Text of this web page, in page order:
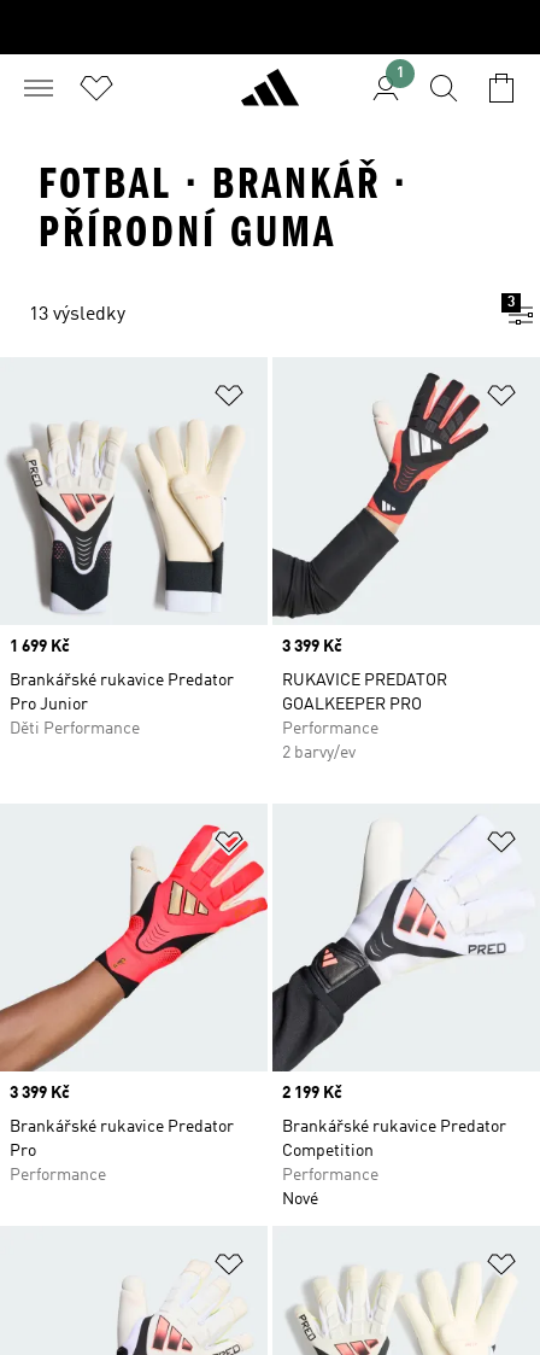
1
FOTBAL · BRANKÁŘ ·
PŘÍRODNÍ GUMA
13 výsledky
3
Přidat do seznamu přání
Price
1 699 Kč
Brankářské rukavice Predator
Pro Junior
Děti Performance
Price
3 399 Kč
RUKAVICE PREDATOR
GOALKEEPER PRO
Performance
2 barvy/ev
Přidat do seznamu přání
Price
3 399 Kč
Brankářské rukavice Predator
Pro
Performance
Price
2 199 Kč
Brankářské rukavice Predator
Competition
Performance
Nové